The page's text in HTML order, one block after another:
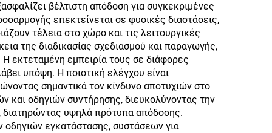
μετασχηματιστής 220v
80v
βέλτιστη απόδοση για συγκεκριμένες
επεκτείνεται σε φυσικές διαστάσεις,
τέλεια στο χώρο και τις λειτουργικές
της διαδικασίας σχεδιασμού και παραγωγής,
εκτεταμένη εμπειρία τους σε διάφορες
υπόψη. Η ποιοτική ελέγχου είναι
σημαντικά τον κίνδυνο αποτυχιών στο
οδηγιών συντήρησης, διευκολύνοντας την
διατηρώντας υψηλά πρότυπα απόδοσης.
εγκατάστασης, συστάσεων για